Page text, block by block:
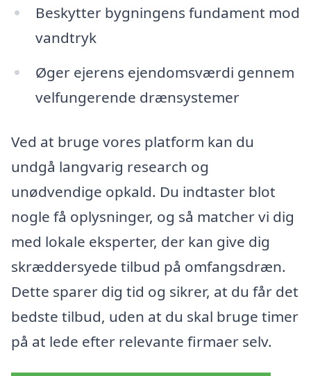
Beskytter bygningens fundament mod
vandtryk
Øger ejerens ejendomsværdi gennem
velfungerende drænsystemer
Ved at bruge vores platform kan du
undgå langvarig research og
unødvendige opkald. Du indtaster blot
nogle få oplysninger, og så matcher vi dig
med lokale eksperter, der kan give dig
skræddersyede tilbud på omfangsdræn.
Dette sparer dig tid og sikrer, at du får det
bedste tilbud, uden at du skal bruge timer
på at lede efter relevante firmaer selv.